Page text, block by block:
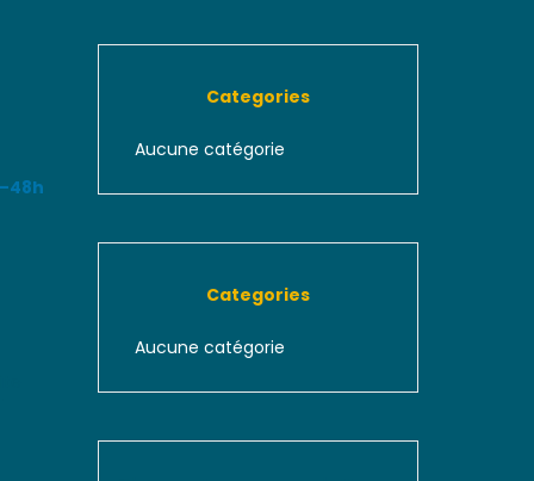
Categories
Aucune catégorie
Categories
Aucune catégorie